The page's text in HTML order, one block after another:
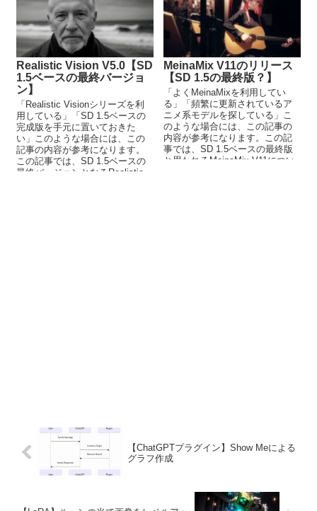
Realistic Vision V5.0【SD
1.5ベースの最終バージョ
ン】
「Realistic Visionシリーズを利
用している」「SD 1.5ベースの
完成版を手元に置いておきた
い」このような場合には、この
記事の内容が参考になります。
この記事では、SD 1.5ベースの
最終バージョンとなるRealistic
MeinaMix V11のリリース
【SD 1.5の最終版？】
「よくMeinaMixを利用してい
る」「頻繁に更新されているア
ニメ系モデルを探している」こ
のような場合には、この記事の
内容が参考になります。この記
事では、SD 1.5ベースの最終版
と思われるMeinaMix V11につい
【ChatGPTプラグイン】Show Meによる
グラフ作成